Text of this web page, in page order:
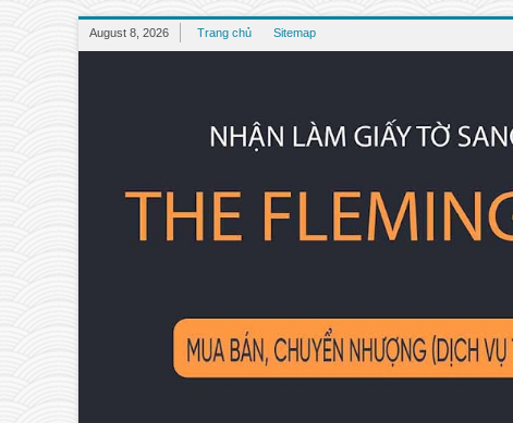
August 8, 2026 Trang chủ Sitemap